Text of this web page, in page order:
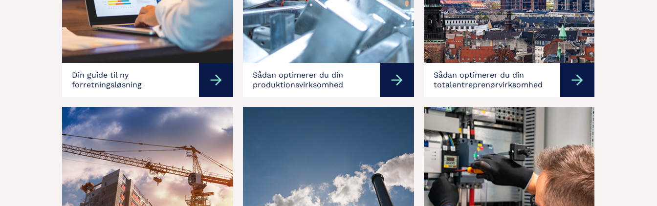
Din guide til ny
forretningsløsning
Sådan optimerer du din
produktionsvirksomhed
Sådan optimerer du din
totalentreprenørvirksomhed